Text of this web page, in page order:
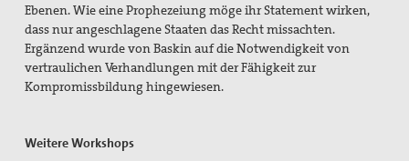
Ebenen. Wie eine Prophezeiung möge ihr Statement wirken,
dassnur angeschlagene Staaten das Rechtmissachten.
Ergänzend wurde von Baskin auf die Notwendigkeit von
vertraulichen Verhandlungen mit der Fähigkeit zur
Kompromissbildung hingewiesen.
Weitere Workshops